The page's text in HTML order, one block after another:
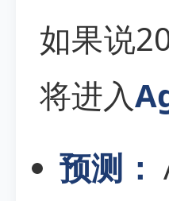
如果说
将进入
预测：